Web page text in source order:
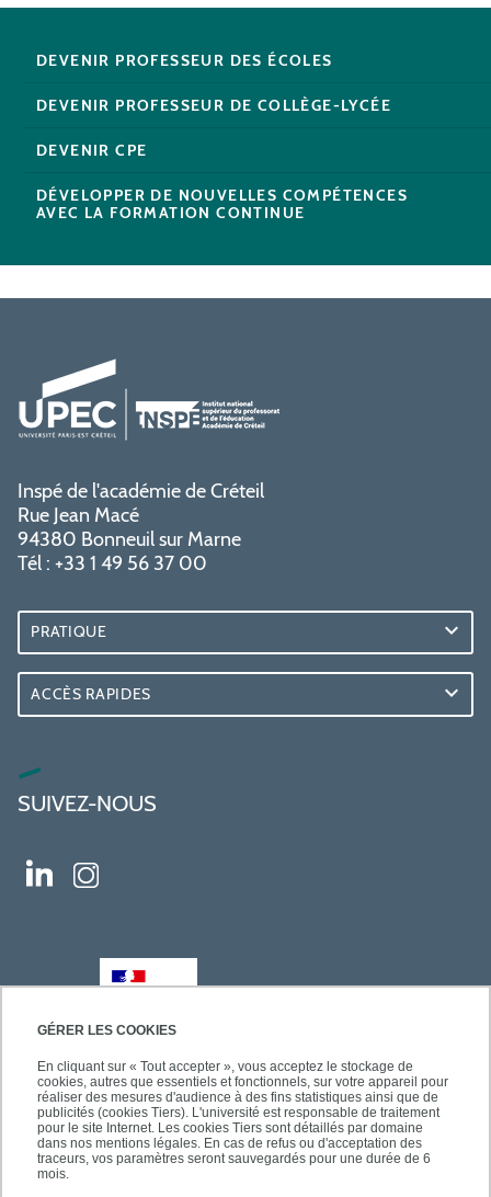
GÉRER LES COOKIES
En cliquant sur « Tout accepter », vous acceptez le stockage de
cookies, autres que essentiels et fonctionnels, sur votre appareil pour
réaliser des mesures d'audience à des fins statistiques ainsi que de
publicités (cookies Tiers). L'université est responsable de traitement
pour le site Internet. Les cookies Tiers sont détaillés par domaine
dans nos mentions légales. En cas de refus ou d'acceptation des
traceurs, vos paramètres seront sauvegardés pour une durée de 6
mois.
DEVENIR PROFESSEUR DES ÉCOLES
DEVENIR PROFESSEUR DE COLLÈGE-LYCÉE
DEVENIR CPE
DÉVELOPPER DE NOUVELLES COMPÉTENCES
AVEC LA FORMATION CONTINUE
Inspé de l'académie de Créteil
Rue Jean Macé
94380 Bonneuil sur Marne
Tél : +33 1 49 56 37 00
PRATIQUE
ACCÈS RAPIDES
SUIVEZ-NOUS